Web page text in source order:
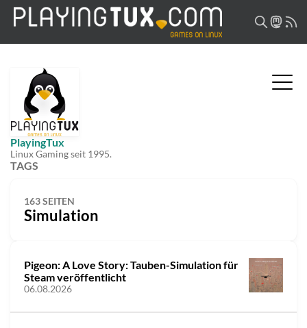
PlayingTux
Linux Gaming seit 1995.
TAGS
163 SEITEN
Simulation
Pigeon: A Love Story: Tauben-Simulation für
Steam veröffentlicht
06.08.2026